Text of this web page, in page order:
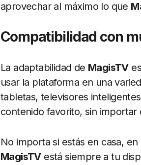
aprovechar al máximo lo que
Compatibilidad con
La adaptabilidad de MagisTV
usar la plataforma en una
tabletas, televisores
contenido favorito, sin
No importa si estás en casa,
MagisTVestá siempre a tu